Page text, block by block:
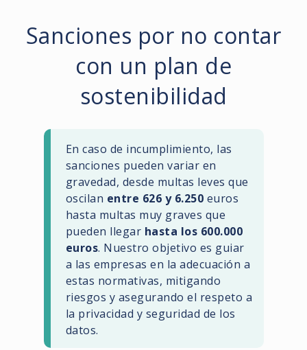
Sanciones por no contar
con un plan de
sostenibilidad
En caso de incumplimiento, las
sanciones pueden variar en
gravedad, desde multas leves que
oscilan entre 626 y 6.250 euros
hasta multas muy graves que
pueden llegar hasta los 600.000
euros. Nuestro objetivo es guiar
a las empresas en la adecuación a
estas normativas, mitigando
riesgos y asegurando el respeto a
la privacidad y seguridad de los
datos.